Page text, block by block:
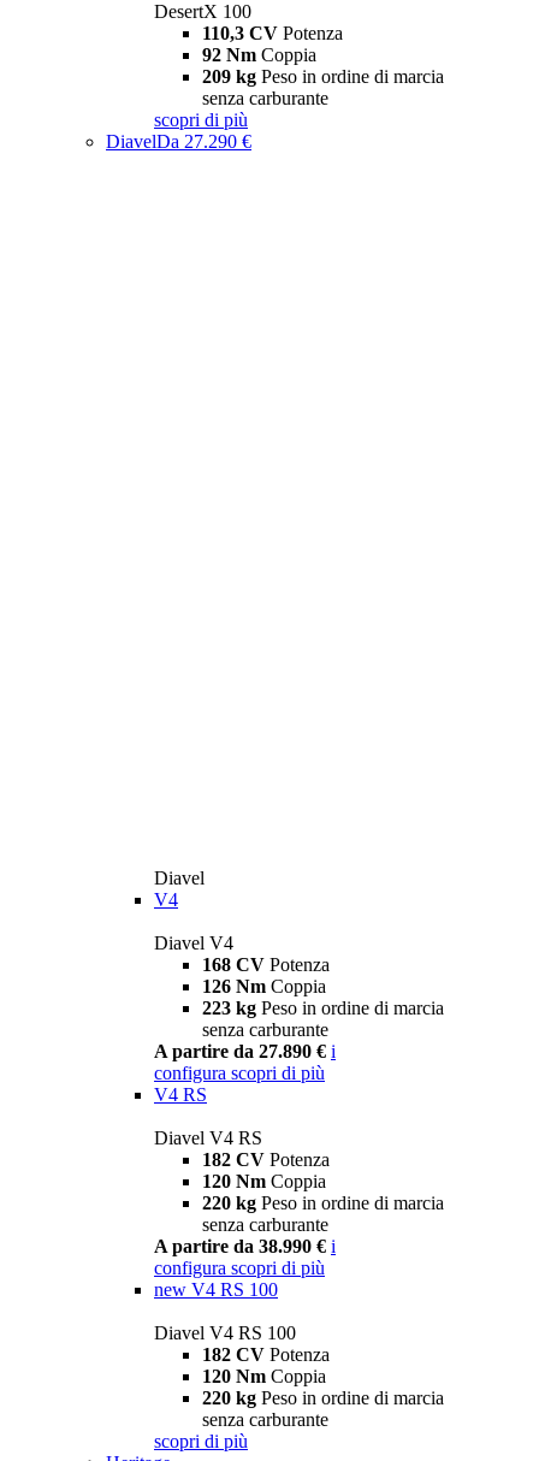
DesertX 100
110,3 CV Potenza
92 Nm Coppia
209 kg Peso in ordine di marcia
senza carburante
scopri di più
DiavelDa 27.290 €
Diavel
V4
Diavel V4
168 CV Potenza
126 Nm Coppia
223 kg Peso in ordine di marcia
senza carburante
A partire da 27.890 € i
configura scopri di più
V4 RS
Diavel V4 RS
182 CV Potenza
120 Nm Coppia
220 kg Peso in ordine di marcia
senza carburante
A partire da 38.990 € i
configura scopri di più
new V4 RS 100
Diavel V4 RS 100
182 CV Potenza
120 Nm Coppia
220 kg Peso in ordine di marcia
senza carburante
scopri di più